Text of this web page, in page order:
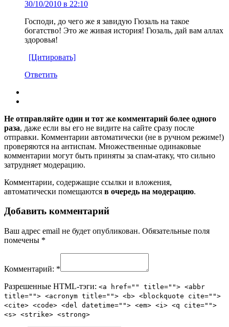
30/10/2010 в 22:10
Господи, до чего же я завидую Гюзаль на такое
богатство! Это же живая история! Гюзаль, дай вам аллах
здоровья!
[Цитировать]
Ответить
Не отправляйте один и тот же комментарий более одного
раза, даже если вы его не видите на сайте сразу после
отправки. Комментарии автоматически (не в ручном режиме!)
проверяются на антиспам. Множественные одинаковые
комментарии могут быть приняты за спам-атаку, что сильно
затрудняет модерацию.
Комментарии, содержащие ссылки и вложения,
автоматически помещаются в очередь на модерацию.
Добавить комментарий
Ваш адрес email не будет опубликован. Обязательные поля
помечены *
Комментарий: *
Разрешенные HTML-тэги: <a href="" title=""> <abbr
title=""> <acronym title=""> <b> <blockquote cite="">
<cite> <code> <del datetime=""> <em> <i> <q cite="">
<s> <strike> <strong>